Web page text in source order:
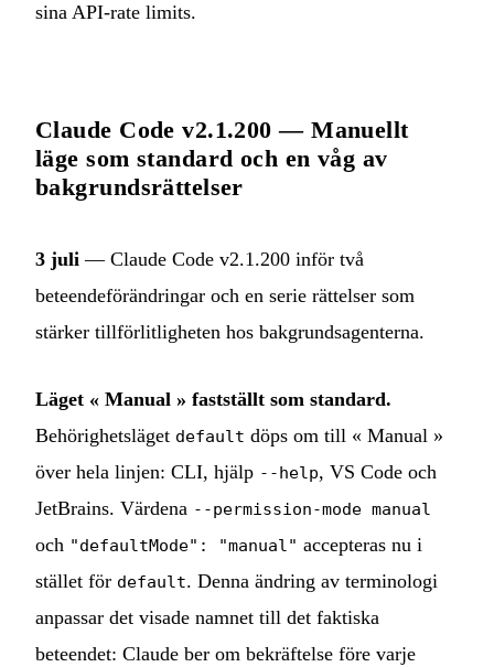
sina API-rate limits.
Claude Code v2.1.200 — Manuellt
läge som standard och en våg av
bakgrundsrättelser
3 juli — Claude Code v2.1.200 inför två
beteendeförändringar och en serie rättelser som
stärker tillförlitligheten hos bakgrundsagenterna.
Läget « Manual » fastställt som standard.
Behörighetsläget default döps om till « Manual »
över hela linjen: CLI, hjälp --help, VS Code och
JetBrains. Värdena --permission-mode manual
och "defaultMode": "manual" accepteras nu i
stället för default. Denna ändring av terminologi
anpassar det visade namnet till det faktiska
beteendet: Claude ber om bekräftelse före varje